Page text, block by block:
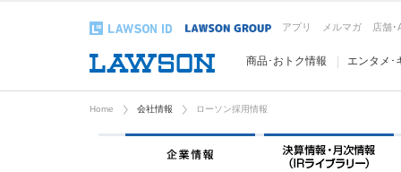
アプリ メルマガ 店舗･
商品･おトク情報 エンタメ･
Home 会社情報 ローソン採用情報
企業情報